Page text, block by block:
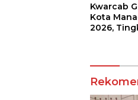
Kwarcab
Kota
2026,